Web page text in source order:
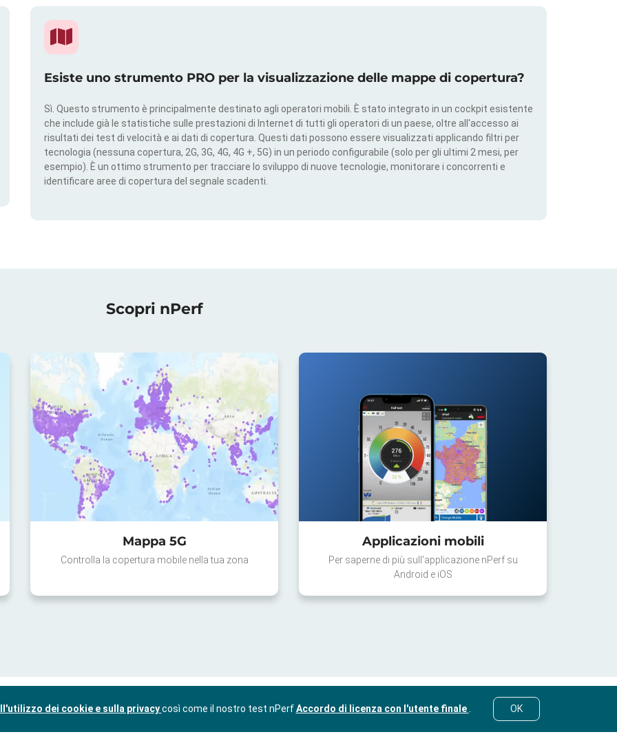
Esiste uno strumento PRO per la visualizzazione delle mappe di copertura?
Sì. Questo strumento è principalmente destinato agli operatori mobili. È stato integrato in un cockpit esistente
che include già le statistiche sulle prestazioni di Internet di tutti gli operatori di un paese, oltre all'accesso ai
risultati dei test di velocità e ai dati di copertura. Questi dati possono essere visualizzati applicando filtri per
tecnologia (nessuna copertura, 2G, 3G, 4G, 4G +, 5G) in un periodo configurabile (solo per gli ultimi 2 mesi, per
esempio). È un ottimo strumento per tracciare lo sviluppo di nuove tecnologie, monitorare i concorrenti e
identificare aree di copertura del segnale scadenti.
Scopri nPerf
Mappa 5G
Controlla la copertura mobile nella tua zona
Applicazioni mobili
Per saperne di più sull'applicazione nPerf su
Android e iOS
dei cookie e sulla privacycosì come il nostro test nPerfAccordo di licenza con l'utente finale OK